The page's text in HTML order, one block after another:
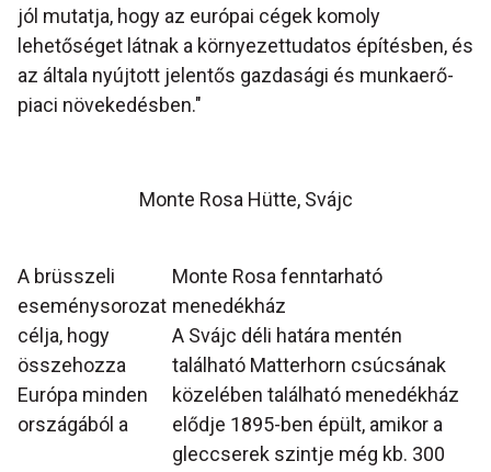
jól mutatja, hogy az európai cégek komoly
lehetőséget látnak a környezettudatos építésben, és
az általa nyújtott jelentős gazdasági és munkaerő-
piaci növekedésben."
Monte Rosa Hütte, Svájc
Monte Rosa fenntarható
menedékház
A Svájc déli határa mentén
található Matterhorn csúcsának
közelében található menedékház
elődje 1895-ben épült, amikor a
gleccserek szintje még kb. 300
A brüsszeli
eseménysorozat
célja, hogy
összehozza
Európa minden
országából a